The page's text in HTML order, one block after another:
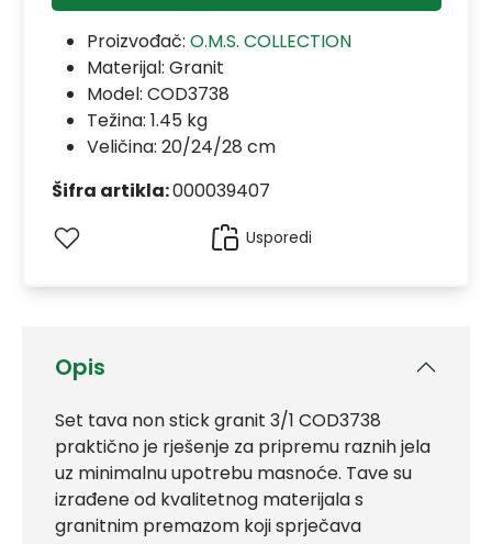
Opis
Set tava non stick granit 3/1 COD3738
praktično je rješenje za pripremu raznih jela
uz minimalnu upotrebu masnoće. Tave su
izrađene od kvalitetnog materijala s
granitnim premazom koji sprječava
Proizvođač: O.M.S. COLLECTION
Materijal: Granit
Model: COD3738
Težina: 1.45 kg
Veličina: 20/24/28 cm
Šifra artikla:000039407
Usporedi